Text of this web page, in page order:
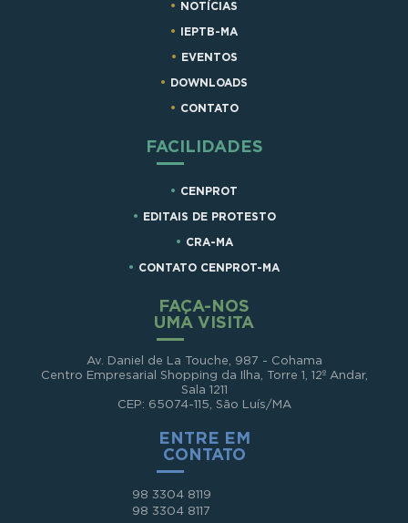
NOTÍCIAS
IEPTB-MA
EVENTOS
DOWNLOADS
CONTATO
FACILIDADES
CENPROT
EDITAIS DE PROTESTO
CRA-MA
CONTATO CENPROT-MA
FAÇA-NOS
UMA VISITA
Av. Daniel de La Touche, 987 - Cohama
Centro Empresarial Shopping da Ilha, Torre 1, 12º Andar,
Sala 1211
CEP: 65074-115, São Luís/MA
ENTRE EM
CONTATO
98 3304 8119
98 3304 8117